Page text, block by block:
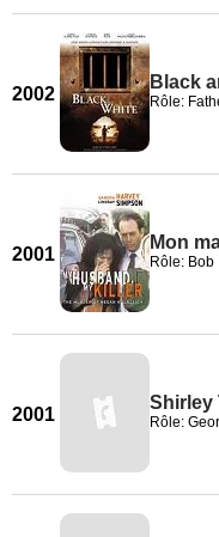
2002
Black
Rôle:
2001
Mon
Rôle: Bob
2001
Shirley
Rôle: